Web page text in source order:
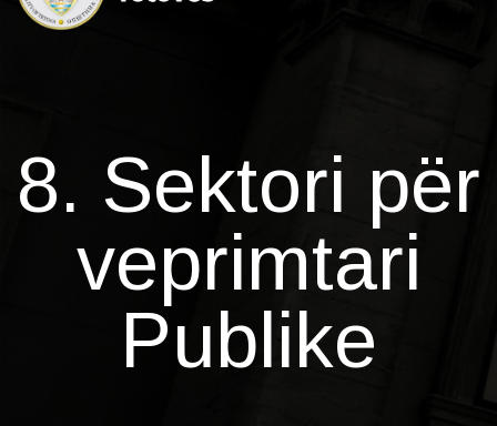
8. Sektori për
veprimtari
Publike